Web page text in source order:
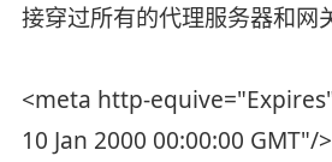
接穿过所有的代理服务器和网
<meta http-
10 Jan 2000 00:00:00 GMT"/>